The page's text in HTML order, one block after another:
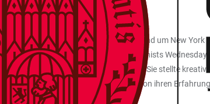
und ehrgeiziger Unternehmerinnen in und um New
feministischen Blog namens „Feminists
Newsletter an ihre Abonnentinnen. Sie stellte
erzählen in diesem Dokumentarfilm von ihren